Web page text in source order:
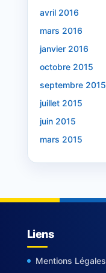
avril 2016
mars 2016
janvier 2016
octobre 2015
septembre 2015
juillet 2015
juin 2015
mars 2015
Liens
Mentions Légales